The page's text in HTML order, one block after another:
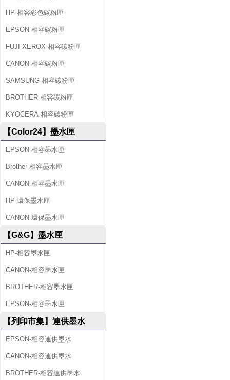
HP-相容彩色碳粉匣
EPSON-相容碳粉匣
FUJI XEROX-相容碳粉匣
CANON-相容碳粉匣
SAMSUNG-相容碳粉匣
BROTHER-相容碳粉匣
KYOCERA-相容碳粉匣
【Color24】墨水匣
EPSON-相容墨水匣
Brother-相容墨水匣
CANON-相容墨水匣
HP-環保墨水匣
CANON-環保墨水匣
【G&G】墨水匣
HP-相容墨水匣
CANON-相容墨水匣
BROTHER-相容墨水匣
EPSON-相容墨水匣
【列印市集】連供墨水
EPSON-相容連供墨水
CANON-相容連供墨水
BROTHER-相容連供墨水